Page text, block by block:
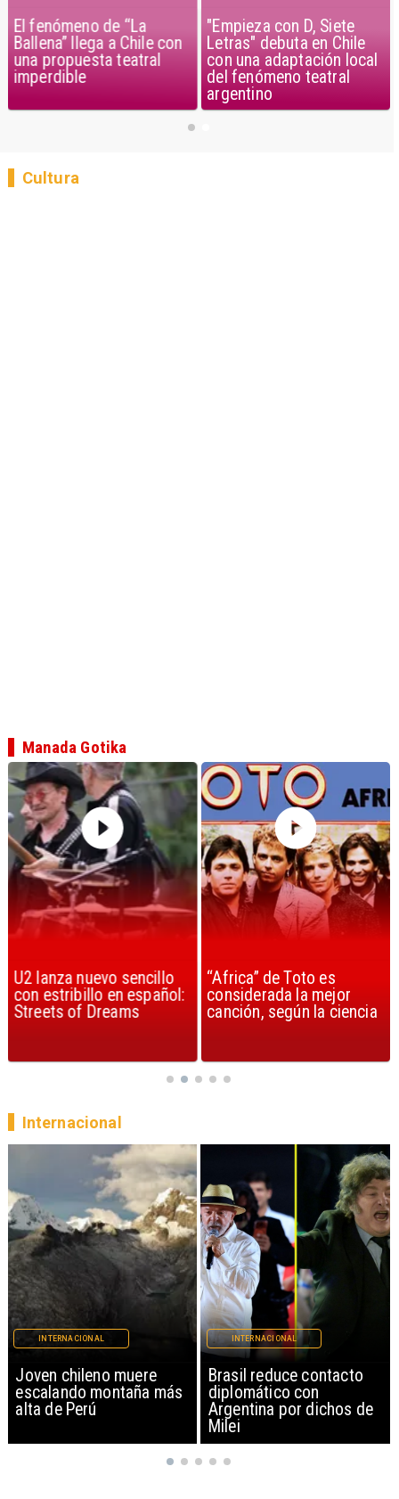
El fenómeno de “La
Ballena” llega a Chile con
una propuesta teatral
imperdible
"Empieza con D, Siete
Letras" debuta en Chile
con una adaptación local
del fenómeno teatral
argentino
Cultura
U2 lanza nuevo sencillo
con estribillo en español:
Streets of Dreams
“Africa” de Toto es
considerada la mejor
canción, según la ciencia
Manada Gotika
Brasil reduce contacto
diplomático con
Argentina por dichos de
INTERNACIONAL
China restringe
exportación de drones a
EEUU y sanciona
empresas
INTERNACIONAL
Internacional